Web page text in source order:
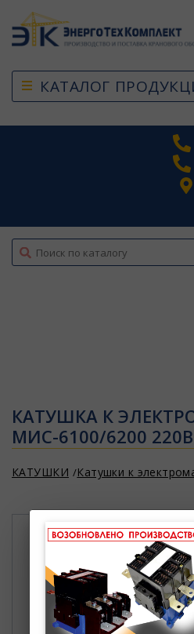
КАТАЛОГ
top
КАТУШКА К
МИС-6100/6200 220В
КАТУШКИ Катушки к